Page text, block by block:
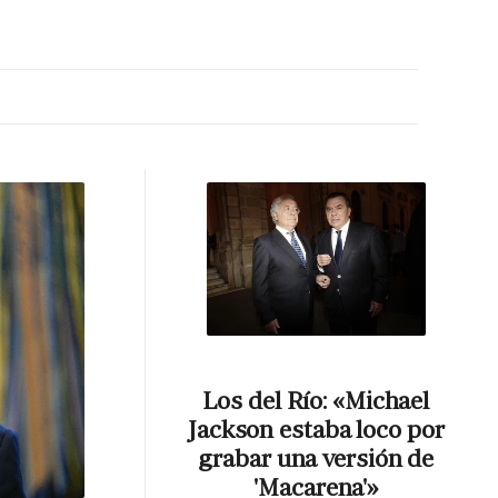
Los del Río: «Michael
Jackson estaba loco por
grabar una versión de
'Macarena'»